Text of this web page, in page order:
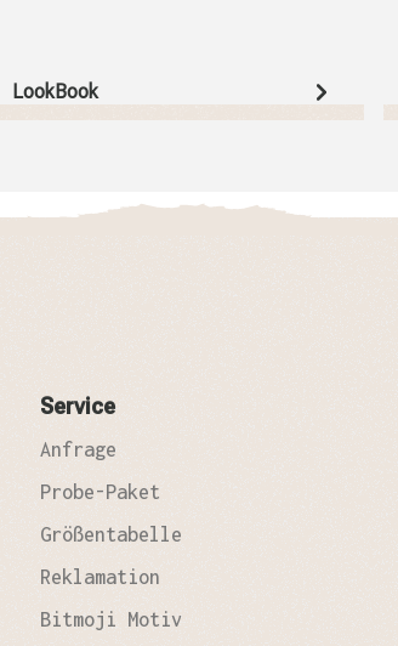
LookBook
Service
Anfrage
Probe-Paket
Größentabelle
Reklamation
Bitmoji Motiv